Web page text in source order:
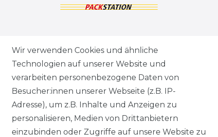
VERSANDARTEN & -KOSTEN
GEWERBETREIBENDE?
HILFE
Wir verwenden Cookies und ähnliche
Technologien auf unserer Website und
verarbeiten personenbezogene Daten von
Besucher:innen unserer Webseite (z.B. IP-
Adresse), um z.B. Inhalte und Anzeigen zu
personalisieren, Medien von Drittanbietern
einzubinden oder Zugriffe auf unsere Website zu